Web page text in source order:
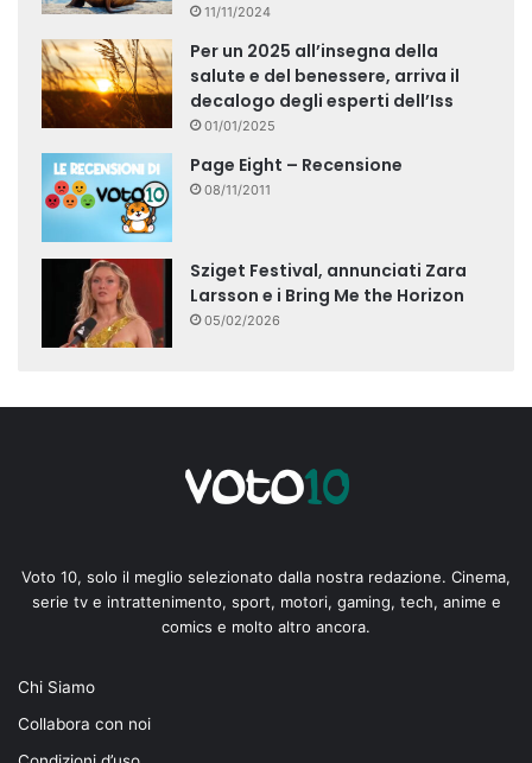
11/11/2024
Per un 2025 all’insegna della
salute e del benessere, arriva il
decalogo degli esperti dell’Iss
01/01/2025
Page Eight – Recensione
08/11/2011
Sziget Festival, annunciati Zara
Larsson e i Bring Me the Horizon
05/02/2026
Voto 10, solo il meglio selezionato dalla nostra redazione. Cinema,
serie tv e intrattenimento, sport, motori, gaming, tech, anime e
comics e molto altro ancora.
Chi Siamo
Collabora con noi